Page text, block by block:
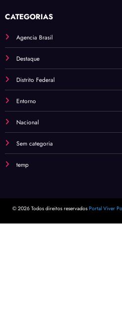
CATEGORIAS
Agencia Brasil
Destaque
Distrito Federal
Entorno
Nacional
Sem categoria
temp
© 2026 Todos direitos reservados Portal Viver